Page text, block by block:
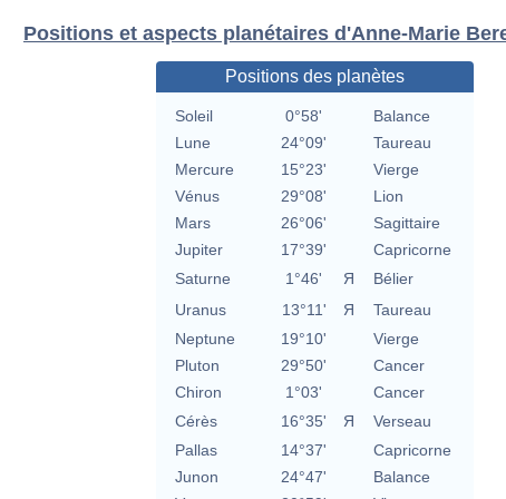
Positions et aspects planétaires d'Anne-Marie
Positions des planètes
Soleil 0°58'
Balance
Lune
24°09'
Taureau
Mercure
15°23'
Vierge
Vénus
29°08'
Lion
Mars
26°06'
Sagittaire
Jupiter
17°39'
Capricorne
Saturne
1°46' Я
Bélier
Uranus
13°11' Я
Taureau
Neptune
19°10'
Vierge
Pluton
29°50'
Cancer
Chiron
1°03'
Cancer
Cérès
16°35' Я
Verseau
Pallas
14°37'
Capricorne
Junon
24°47'
Balance